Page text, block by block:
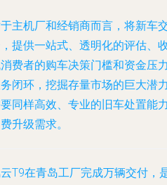
主机厂和经销商而言，将新车
提供一站式、透明化的评估、
费者的购车决策门槛和资金压
闭环，挖掘存量市场的巨大潜
同样高效、专业的旧车处置能
升级需求。
T9在青岛工厂完成万辆交付，